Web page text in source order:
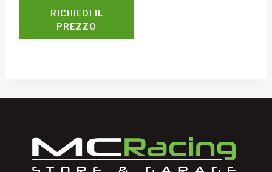
RICHIEDI IL
PREZZO